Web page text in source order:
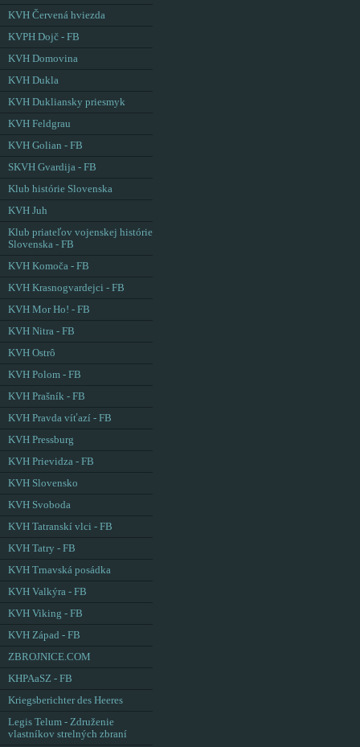
KVH Červená hviezda
KVPH Dojč - FB
KVH Domovina
KVH Dukla
KVH Dukliansky priesmyk
KVH Feldgrau
KVH Golian - FB
SKVH Gvardija - FB
Klub histórie Slovenska
KVH Juh
Klub priateľov vojenskej histórie
Slovenska - FB
KVH Komoča - FB
KVH Krasnogvardejci - FB
KVH Mor Ho! - FB
KVH Nitra - FB
KVH Ostrô
KVH Polom - FB
KVH Prašník - FB
KVH Pravda víťazí - FB
KVH Pressburg
KVH Prievidza - FB
KVH Slovensko
KVH Svoboda
KVH Tatranskí vlci - FB
KVH Tatry - FB
KVH Trnavská posádka
KVH Valkýra - FB
KVH Viking - FB
KVH Západ - FB
ZBROJNICE.COM
KHPAaSZ - FB
Kriegsberichter des Heeres
Legis Telum - Združenie
vlastníkov strelných zbraní